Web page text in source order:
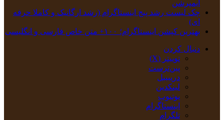
ایمپرشن
چک‌ لیست رشد پیج اینستاگرام (رشد ارگانیک و کاملا حرفه
ای)
بهترین کپشن‌ اینستاگرام؛ ۱۰۰+ متن خاص فارسی و انگلیسی
دنبال کردن
توییتر (X)
‫پین‌ترست
دریبببل
لینکدین
یوتیوب
اینستاگرام
تلگرام